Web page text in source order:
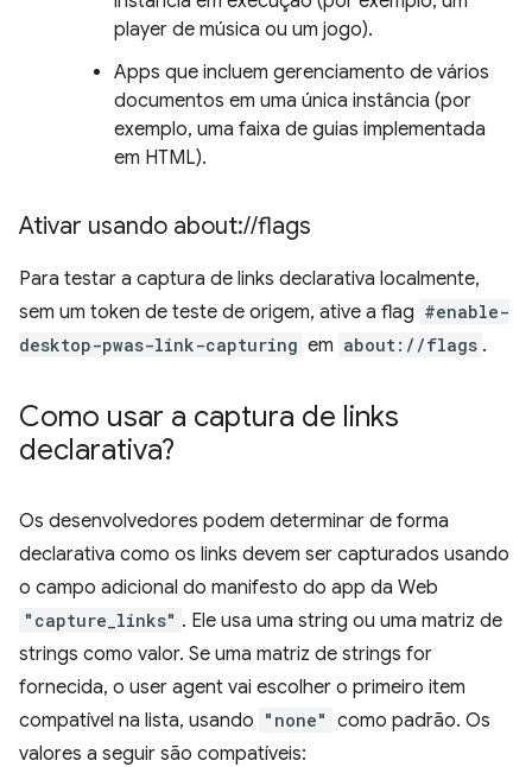
player de música ou um jogo).
Apps que incluem gerenciamento de vários
documentos em uma única instância (por
exemplo, uma faixa de guias implementada
em HTML).
Ativar usando about://flags
Para testar a captura de links declarativa localmente,
sem um token de teste de origem, ative a flag #enable-
desktop-pwas-link-capturing em about://flags .
Como usar a captura de links
declarativa?
Os desenvolvedores podem determinar de forma
declarativa como os links devem ser capturados usando
o campo adicional do manifesto do app da Web
"capture_links" . Ele usa uma string ou uma matriz de
strings como valor. Se uma matriz de strings for
fornecida, o user agent vai escolher o primeiro item
compatível na lista, usando "none" como padrão. Os
valores a seguir são compatíveis: